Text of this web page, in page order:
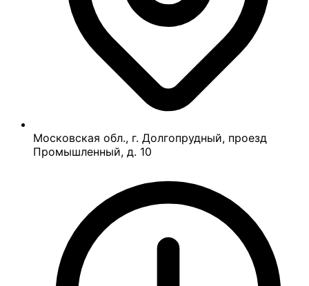
Московская обл., г. Долгопрудный, проезд
Промышленный, д. 10